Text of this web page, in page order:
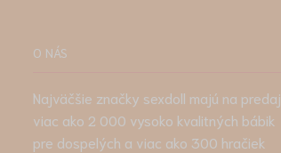
O NÁS
Najväčšie značky sexdoll majú na predaj
viac ako 2 000 vysoko kvalitných bábik
pre dospelých a viac ako 300 hračiek